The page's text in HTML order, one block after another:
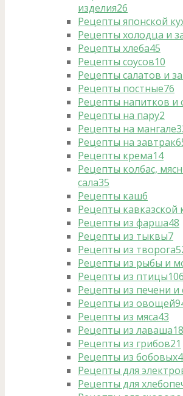
изделия26
Рецепты японской
Рецепты холодца и
Рецепты хлеба45
Рецепты соусов10
Рецепты салатов и
Рецепты постные76
Рецепты напитков и
Рецепты на пару2
Рецепты на мангале
Рецепты на завтрак
Рецепты крема14
Рецепты колбас,
сала35
Рецепты каш6
Рецепты кавказской
Рецепты из фарша48
Рецепты из тыквы7
Рецепты из творога
Рецепты из рыбы и
Рецепты из птицы106
Рецепты из печени и
Рецепты из овощей
Рецепты из мяса43
Рецепты из лаваша18
Рецепты из грибов21
Рецепты из бобовых4
Рецепты для
Рецепты для